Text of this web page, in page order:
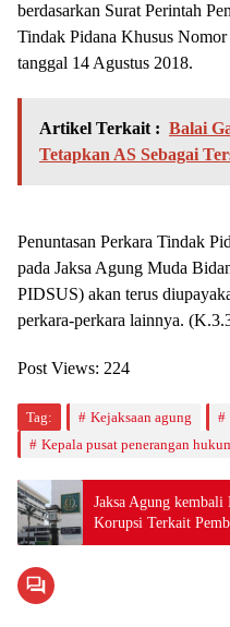
berdasarkan Surat Perintah
Tindak Pidana Khusus
tanggal 14 Agustus 2018.
Artikel Terkait : Balai
Tetapkan AS Sebagai
Penuntasan Perkara Tindak
pada Jaksa Agung Muda
PIDSUS) akan terus
perkara-perkara lainnya.
Post Views: 224
Tag: Kejaksaan agung
Kepala pusat penerangan
Jaksa Agung kembali
Korupsi Terkait
Mandiri Kepada PT.